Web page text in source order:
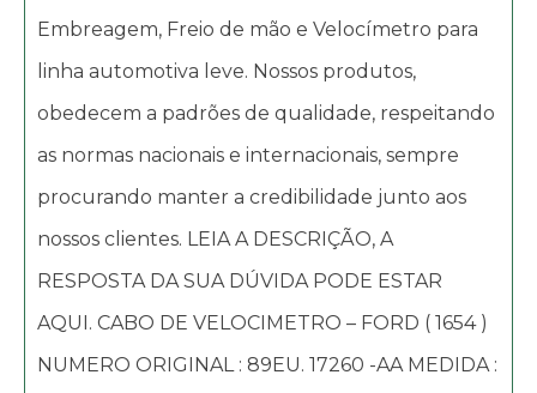
Embreagem, Freio de mão e Velocímetro para
linha automotiva leve. Nossos produtos,
obedecem a padrões de qualidade, respeitando
as normas nacionais e internacionais, sempre
procurando manter a credibilidade junto aos
nossos clientes. LEIA A DESCRIÇÃO, A
RESPOSTA DA SUA DÚVIDA PODE ESTAR
AQUI. CABO DE VELOCIMETRO – FORD ( 1654 )
NUMERO ORIGINAL : 89EU. 17260 -AA MEDIDA :